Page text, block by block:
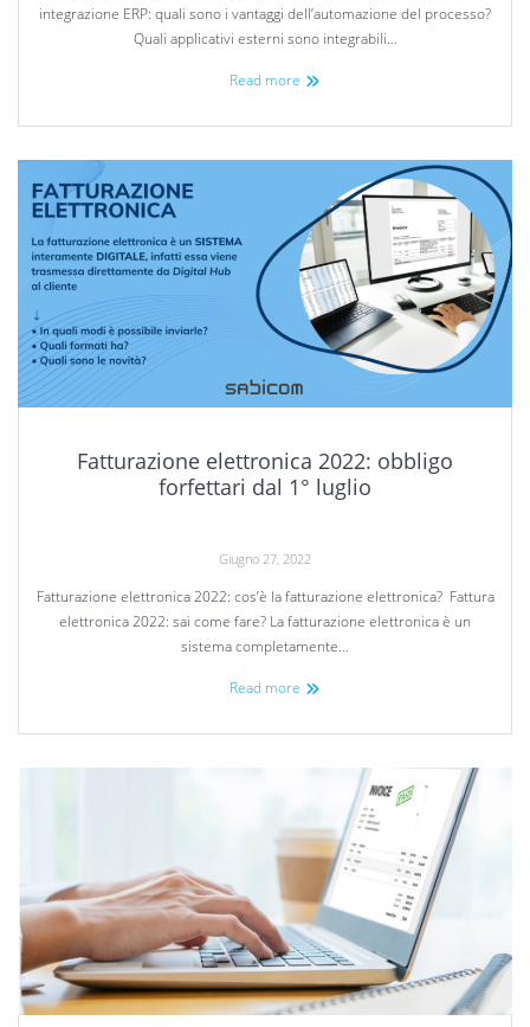
integrazione ERP: quali sono i vantaggi dell’automazione del processo?
Quali applicativi esterni sono integrabili…
Read more
Fatturazione elettronica 2022: obbligo
forfettari dal 1° luglio
Giugno 27, 2022
Fatturazione elettronica 2022: cos’è la fatturazione elettronica? Fattura
elettronica 2022: sai come fare? La fatturazione elettronica è un
sistema completamente…
Read more